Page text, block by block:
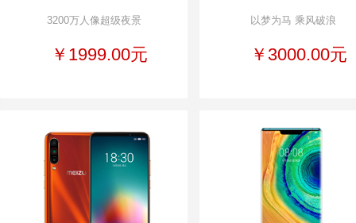
3200万人像超级夜景
￥1999.00元
以梦为马 乘风破浪
￥3000.00元